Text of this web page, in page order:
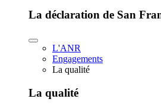
La déclaration de San
L'ANR
Engagements
La qualité
La qualité